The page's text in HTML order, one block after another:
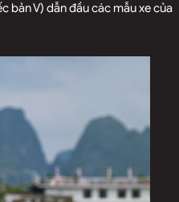
bản V) dẫn đầu các mẫu xe của